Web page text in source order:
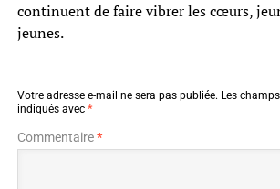
continuent de faire vibrer les cœurs,
jeunes.
Votre adresse e-mail ne sera pas publiée. Les
indiqués avec *
Commentaire*